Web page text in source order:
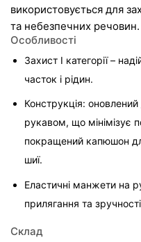
використовується для
та небезпечних речовин.
Особливості
Захист І категорії –
часток і рідин.
Конструкція:
рукавом, що мінімізує
покращений капюшон
шиї.
Еластичні манжети на
прилягання та
Склад